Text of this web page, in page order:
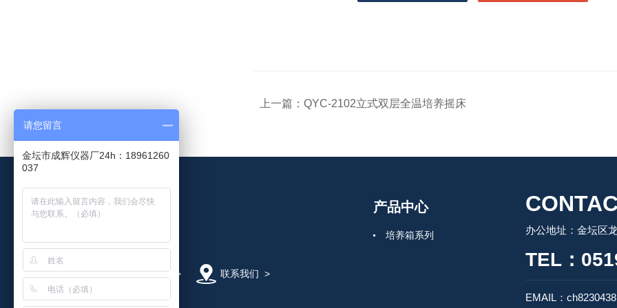
上一篇： QYC-2102立式双层全温培养摇床
公司简介> 在线留言 > 联系我们 >
产品中心
培养箱系列 办公地址：金坛区
TEL：
EMAIL：
请您留言
金坛市成辉仪器厂24h：18961260
037